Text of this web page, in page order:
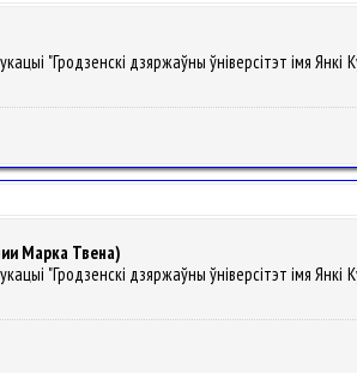
"Гродзенскі дзяржаўны ўніверсітэт імя
Марка Твена)
"Гродзенскі дзяржаўны ўніверсітэт імя